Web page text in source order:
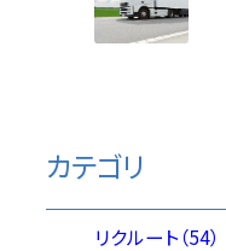
カテゴリ
リクルート（54）